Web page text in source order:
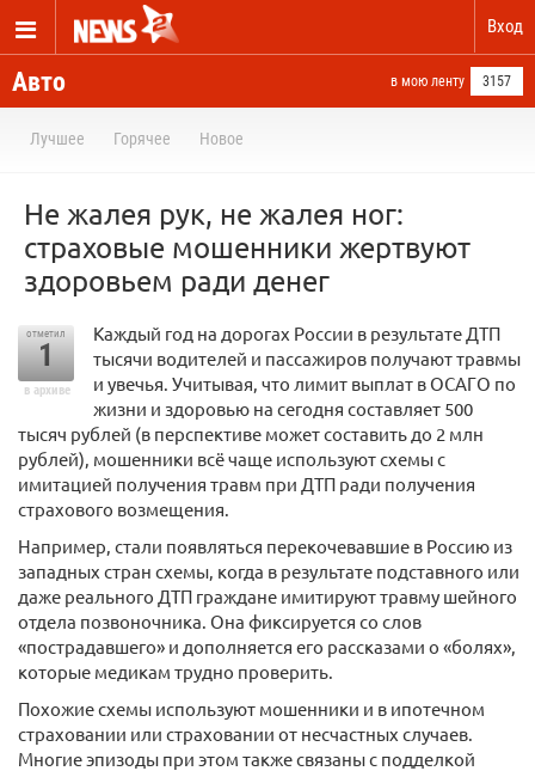
Вход
Авто в мою ленту 3157
Лучшее Горячее Новое
Не жалея рук, не жалея ног:
страховые мошенники жертвуют
здоровьем ради денег
отметил
1
в архиве
Каждый год на дорогах России в результате ДТП
тысячи водителей и пассажиров получают травмы
и увечья. Учитывая, что лимит выплат в ОСАГО по
жизни и здоровью на сегодня составляет 500
тысяч рублей (в перспективе может составить до 2 млн
рублей), мошенники всё чаще используют схемы с
имитацией получения травм при ДТП ради получения
страхового возмещения.
Например, стали появляться перекочевавшие в Россию из
западных стран схемы, когда в результате подставного или
даже реального ДТП граждане имитируют травму шейного
отдела позвоночника. Она фиксируется со слов
«пострадавшего» и дополняется его рассказами о «болях»,
которые медикам трудно проверить.
Похожие схемы используют мошенники и в ипотечном
страховании или страховании от несчастных случаев.
Многие эпизоды при этом также связаны с подделкой